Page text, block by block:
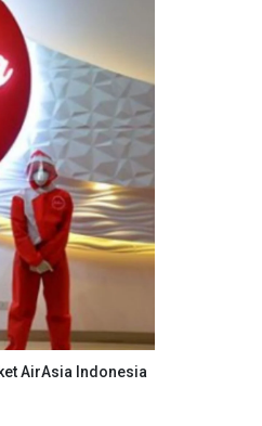
AirAsia Indonesia